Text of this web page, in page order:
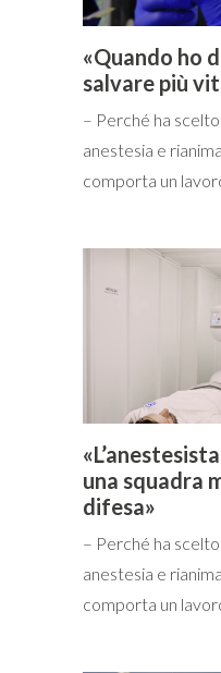
«Quando ho
salvare più
– Perché ha
anestesia e
comporta un
una squadra
difesa»
– Perché ha
anestesia e
comporta un